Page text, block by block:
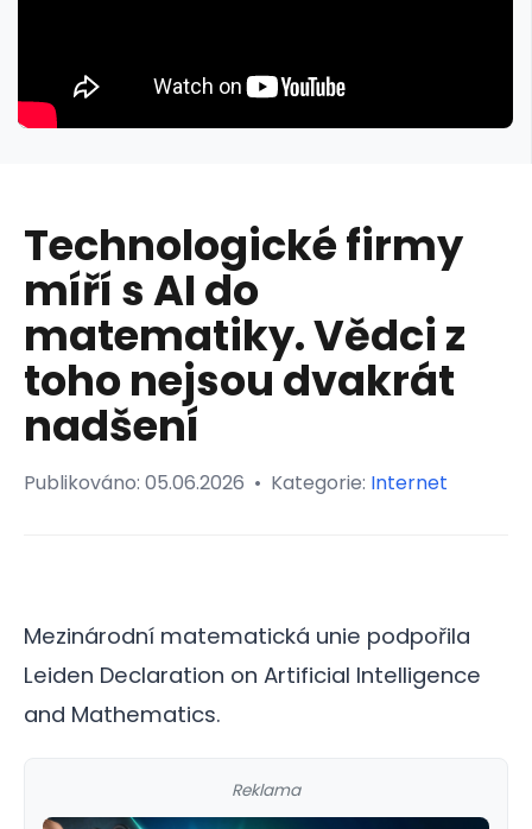
Technologické firmy
míří s AI do
matematiky. Vědci z
toho nejsou dvakrát
nadšení
Publikováno: 05.06.2026 • Kategorie: Internet
Mezinárodní matematická unie podpořila
Leiden Declaration on Artificial Intelligence
and Mathematics.
Reklama